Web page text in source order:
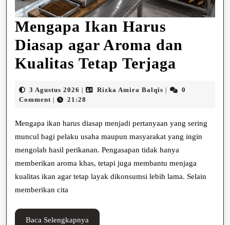
Mengapa Ikan Harus
Diasap agar Aroma dan
Kualitas Tetap Terjaga
Diasap
agar
Aroma
dan
3 Agustus 2026 3
Agustus
Rizka Amira Balqis Rizka0
Comment
21:28
Mengapa ikan harus diasap menjadi pertanyaan yang sering
muncul bagi pelaku usaha maupun masyarakat yang ingin
mengolah hasil perikanan. Pengasapan tidak hanya
memberikan aroma khas, tetapi juga membantu menjaga
kualitas ikan agar tetap layak dikonsumsi lebih lama. Selain
memberikan cita
Baca Selengkapnya